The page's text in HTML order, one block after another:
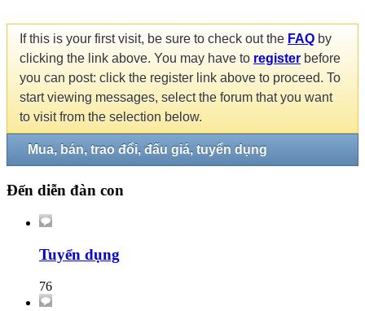
If this is your first visit, be sure to check out the FAQ by
clicking the link above. You may have to register before
you can post: click the register link above to proceed. To
start viewing messages, select the forum that you want
to visit from the selection below.
Mua, bán, trao đổi, đấu giá, tuyển dụng
Đến diễn đàn con
Tuyển dụng
76